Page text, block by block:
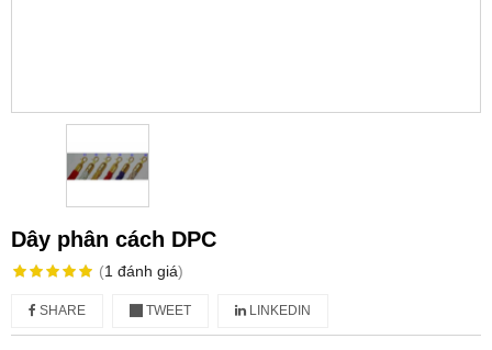
Dây phân cách DPC
(1 đánh giá)
SHARE TWEET LINKEDIN